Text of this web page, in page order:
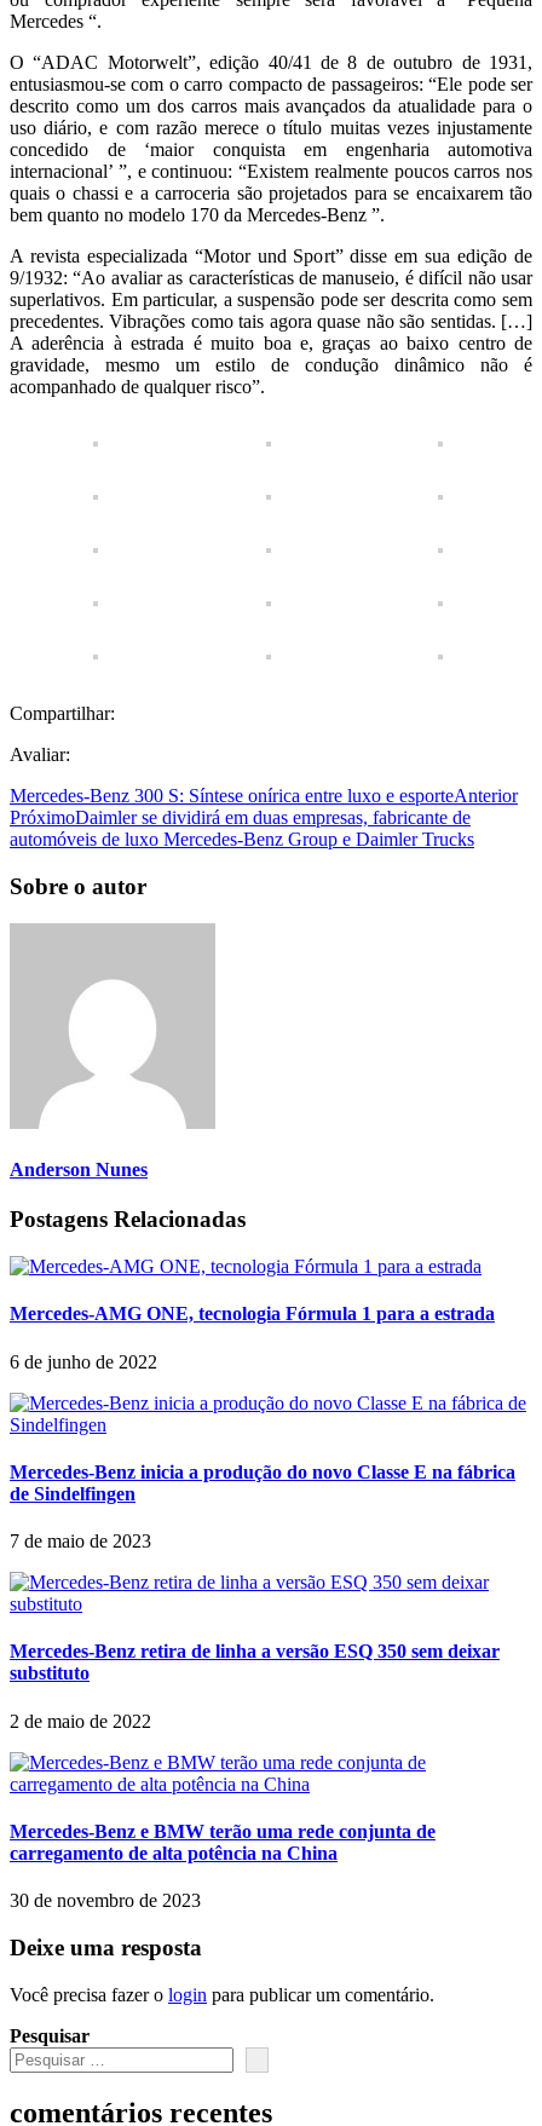
Mercedes “.
O “ADAC Motorwelt”, edição 40/41 de 8 de outubro de 1931,
entusiasmou-se com o carro compacto de passageiros: “Ele pode ser
descrito como um dos carros mais avançados da atualidade para o
uso diário, e com razão merece o título muitas vezes injustamente
concedido de ‘maior conquista em engenharia automotiva
internacional’ ”, e continuou: “Existem realmente poucos carros nos
quais o chassi e a carroceria são projetados para se encaixarem tão
bem quanto no modelo 170 da Mercedes-Benz ”.
A revista especializada “Motor und Sport” disse em sua edição de
9/1932: “Ao avaliar as características de manuseio, é difícil não usar
superlativos. Em particular, a suspensão pode ser descrita como sem
precedentes. Vibrações como tais agora quase não são sentidas. […]
A aderência à estrada é muito boa e, graças ao baixo centro de
gravidade, mesmo um estilo de condução dinâmico não é
acompanhado de qualquer risco”.
Compartilhar:
Avaliar:
Mercedes-Benz 300 S: Síntese onírica entre luxo e esporteAnterior
PróximoDaimler se dividirá em duas empresas, fabricante de
automóveis de luxo Mercedes-Benz Group e Daimler Trucks
Sobre o autor
Anderson Nunes
Postagens Relacionadas
Mercedes-AMG ONE, tecnologia Fórmula 1 para a estrada
6 de junho de 2022
Mercedes-Benz inicia a produção do novo Classe E na fábrica
de Sindelfingen
7 de maio de 2023
Mercedes-Benz retira de linha a versão ESQ 350 sem deixar
substituto
2 de maio de 2022
Mercedes-Benz e BMW terão uma rede conjunta de
carregamento de alta potência na China
30 de novembro de 2023
Deixe uma resposta
Você precisa fazer o login para publicar um comentário.
Pesquisar
comentários recentes